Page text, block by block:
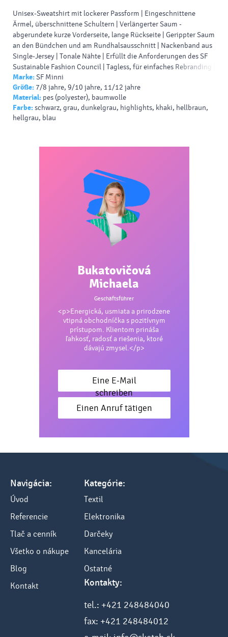
Unisex-Sweatshirt mit lockerer Passform | Eingeschnittene
Ärmel, überschnittene Schultern | Verlängerter Saum -
abgerundete kurze Vorderseite, lange Rückseite | Gerippter Saum
an den Bündchen und am Rundhalsausschnitt | Nackenband aus
Single-Jersey | Tonale Nähte | Erfüllt die Anforderungen des SF
Sustainable Fashion Council | Tagless, für einfaches Rebranding |
Recycelbare, wiederverschließbare Taschen - hergestellt aus 100
% recyceltem Kunststoff. 60% Baumwolle/40% Polyester.
Marke:SF Minni
Größe: 7/8 jahre, 9/10 jahre, 11/12 jahre
Material: pes (polyester), baumwolle
Farbe:schwarz, grau, dunkelgrau, highlights, khaki, hellbraun,
hellgrau, blau
Bukatovičová
Michaela
Geschäftsführer
<p>Energická, usmiata a prirodzene
vtipná obchodníčka s pozitívnym
prístupom. Klientom prináša
ľahkosť, radosť a riešenia, ktoré
dávajú zmysel.</p>
Eine E-Mail
schreiben
Einen Anruf tätigen
Navigácia:
Úvod
Referencie
Tlač a cenník
Všetko o nákupe
Blog
Kontakt
Kategórie:
Textil
Elektronika
Darčeky
Kancelária
Ostatné
Kontakty:
tel.: +421 248484040
fax: +421 248484012